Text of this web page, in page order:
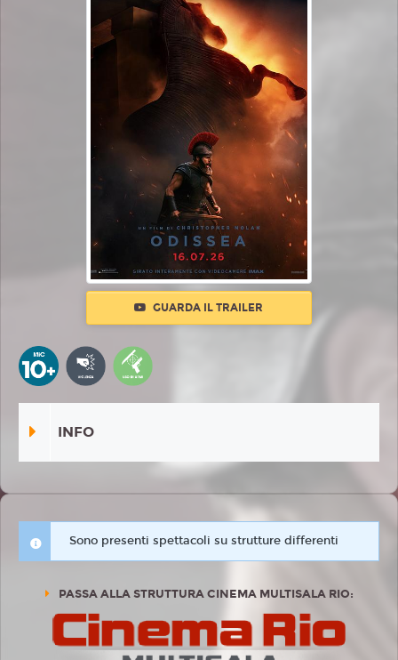
GUARDA IL TRAILER
INFO
Sono presenti spettacoli su strutture differenti
PASSA ALLA STRUTTURA CINEMA MULTISALA RIO: